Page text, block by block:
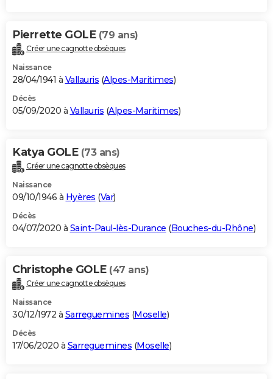
Pierrette GOLE (79 ans)
Créer une cagnotte obsèques
Naissance
28/04/1941 à Vallauris (Alpes-Maritimes)
Décès
05/09/2020 à Vallauris (Alpes-Maritimes)
Katya GOLE (73 ans)
Créer une cagnotte obsèques
Naissance
09/10/1946 à Hyères (Var)
Décès
04/07/2020 à Saint-Paul-lès-Durance (Bouches-du-Rhône)
Christophe GOLE (47 ans)
Créer une cagnotte obsèques
Naissance
30/12/1972 à Sarreguemines (Moselle)
Décès
17/06/2020 à Sarreguemines (Moselle)